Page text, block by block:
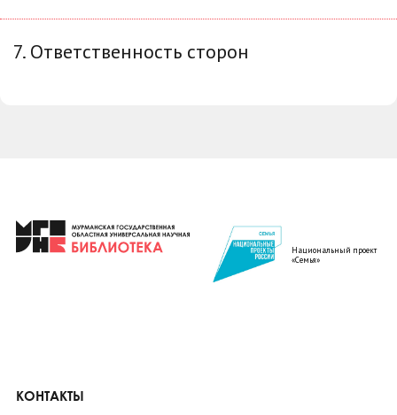
7. Ответственность сторон
Национальный проект
«Семья»
КОНТАКТЫ